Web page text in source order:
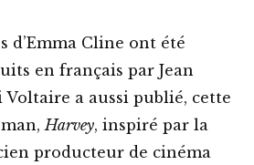
Cline ont été
en français par Jean
Voltaire a aussi publié, cette
Harvey, inspiré par la
producteur de cinéma